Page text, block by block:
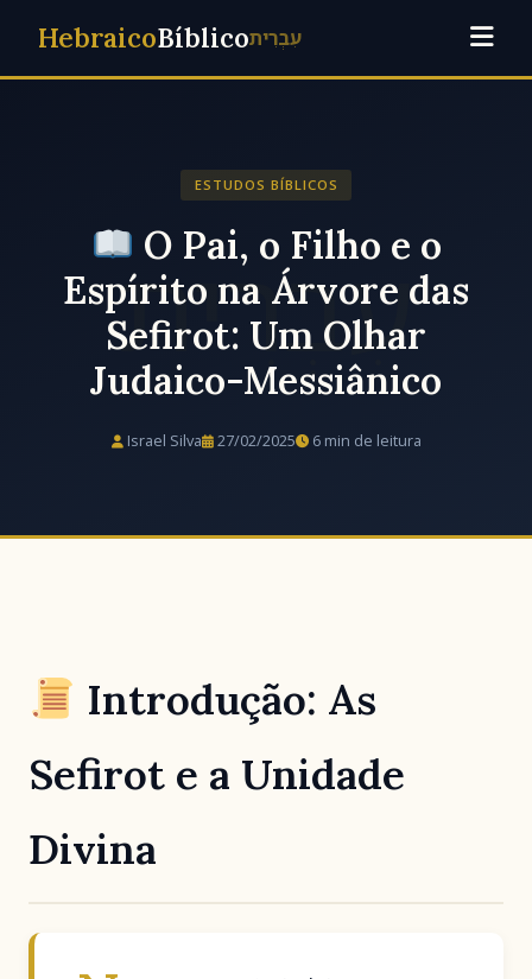
HebraicoBíblicoעִבְרִית
ESTUDOS BÍBLICOS
O Pai, o Filho e o
Espírito na Árvore das
Sefirot: Um Olhar
Judaico-Messiânico
Israel Silva 27/02/2025 6 min de leitura
Introdução: As
Sefirot e a Unidade
Divina